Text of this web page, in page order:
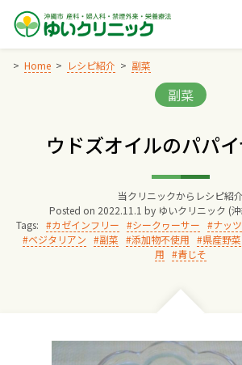
Skip
content
Home レシピ紹介 副菜
Categories:
副菜
ウドズオイルのパパ
当クリニックからレシピ紹介
Posted on 2022.11.1 by ゆいクリニック (
Tags:
カゼインフリー シークヮーサー ナッツ
ベジタリアン
副菜 添加物不使用 県産野菜
用
青じそ
院長からのごあいさ
ゆいクリニックの経営理
診療料金
妊婦健診